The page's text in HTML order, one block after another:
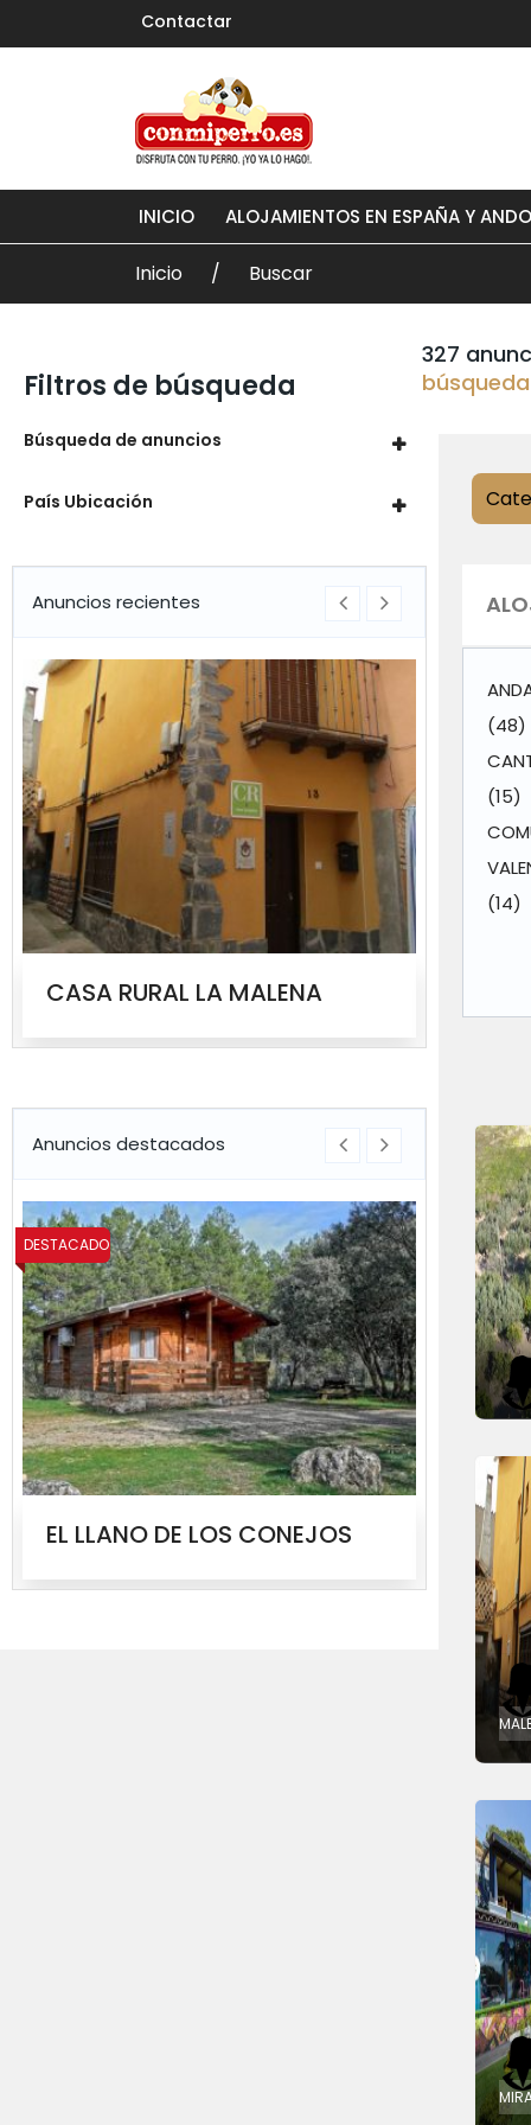
Contactar
INICIO ALOJAMIENTOS EN ESPAÑA Y
Inicio Buscar
327
búsqueda
Filtros de búsqueda
Búsqueda de anuncios
País Ubicación
Anuncios recientes
CASA RURAL LA MALENA
Anuncios destacados
DESTACADO
EL LLANO DE LOS CONEJOS
DESTACADO
(48)
(15)
(14)